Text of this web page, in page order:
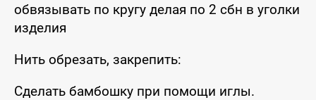
обвязывать по кругу делая по 2 сбн в уголки
изделия
Нить обрезать, закрепить:
Сделать бамбошку при помощи иглы.